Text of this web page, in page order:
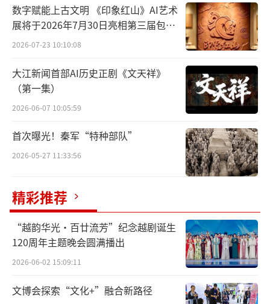
木鹊出自鲁班之手，在《墨子·鲁问》中
曾有记载：“公输子削竹木以为鹊，成而飞
之，三日不下。”
数字赋能上古文明 《印象红山》AI艺术
展将于2026年7月30日亮相第三届包头
艺博会
2026-07-23 10:10:08
大江新闻首部AI历史正剧《文天祥》
（第一集）
2026-06-07 10:05:59
首次曝光！秦军“特种部队”
2026-05-27 11:33:56
精彩推荐
“越韵华光·百廿流芳”纪念越剧诞生
120周年主题晚会圆满播出
2026-06-02 15:09:11
文博会探索“文化+”融合新路径